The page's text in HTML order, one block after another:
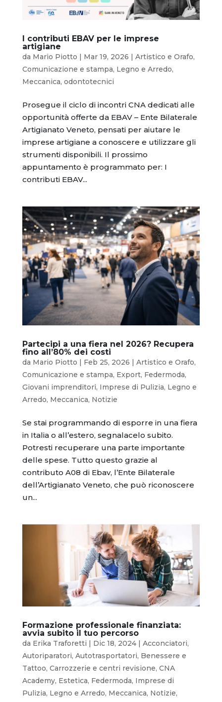
I contributi EBAV per le imprese
artigiane
da Mario Piotto | Mar 19, 2026 | Artistico e Orafo,
Comunicazione e stampa, Legno e Arredo,
Meccanica, odontotecnici
Prosegue il ciclo di incontri CNA dedicati alle
opportunità offerte da EBAV – Ente Bilaterale
Artigianato Veneto, pensati per aiutare le
imprese artigiane a conoscere e utilizzare gli
strumenti disponibili. Il prossimo
appuntamento è programmato per: I
contributi EBAV...
Partecipi a una fiera nel 2026? Recupera
fino all’80% dei costi
da Mario Piotto | Feb 25, 2026 | Artistico e Orafo,
Comunicazione e stampa, Export, Federmoda,
Giovani imprenditori, Imprese di Pulizia, Legno e
Arredo, Meccanica, Notizie
Se stai programmando di esporre in una fiera
in Italia o all’estero, segnalacelo subito.
Potresti recuperare una parte importante
delle spese. Tutto questo grazie al
contributo A08 di Ebav, l’Ente Bilaterale
dell’Artigianato Veneto, che può riconoscere
un...
Formazione professionale finanziata:
avvia subito il tuo percorso
da Erika Traforetti | Dic 18, 2024| Acconciatori,
Autoriparatori, Autotrasportatori, Benessere e
Tattoo, Carrozzerie e centri revisione, CNA
Academy, Estetica, Federmoda, Imprese di
Pulizia, Legno e Arredo, Meccanica, Notizie,